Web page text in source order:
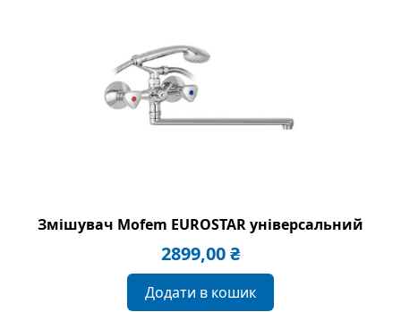
Змішувач Mofem EUROSTAR універсальний
2899,00₴
Додати в кошик